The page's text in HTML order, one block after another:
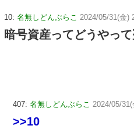
10: 名無しどんぶらこ 2024/05/31(金)
暗号資産ってどうやって
407: 名無しどんぶらこ 2024/05/
>>10